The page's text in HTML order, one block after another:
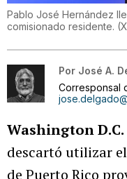
Pablo José Hernández
comisionado residente. (
Por José A.
Corresponsal
Washington D.C.
descartó utilizar
de Puerto Rico